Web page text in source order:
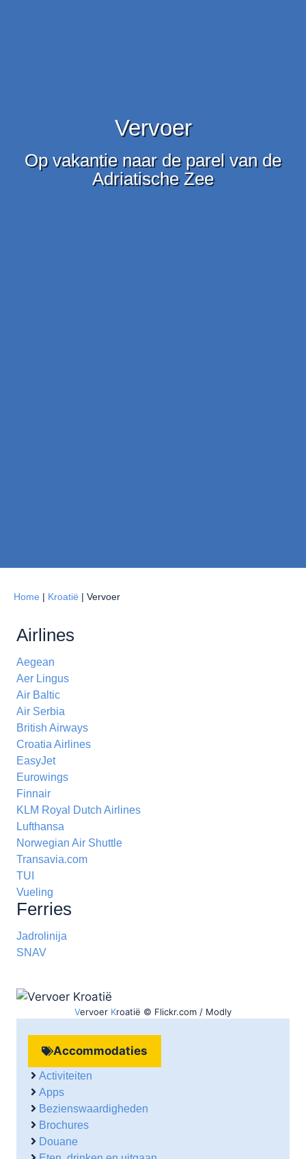
Vervoer
Op vakantie naar de parel van de
Adriatische Zee
Home | Kroatië | Vervoer
Airlines
Aegean
Aer Lingus
Air Baltic
Air Serbia
British Airways
Croatia Airlines
EasyJet
Eurowings
Finnair
KLM Royal Dutch Airlines
Lufthansa
Norwegian Air Shuttle
Transavia.com
TUI
Vueling
Ferries
Jadrolinija
SNAV
Vervoer Kroatië © Flickr.com / Modly
Accommodaties
Activiteiten
Apps
Bezienswaardigheden
Brochures
Douane